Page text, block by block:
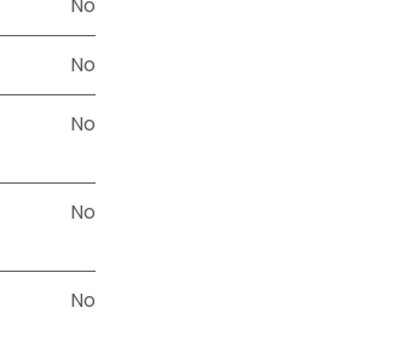
No
No
No
No
No